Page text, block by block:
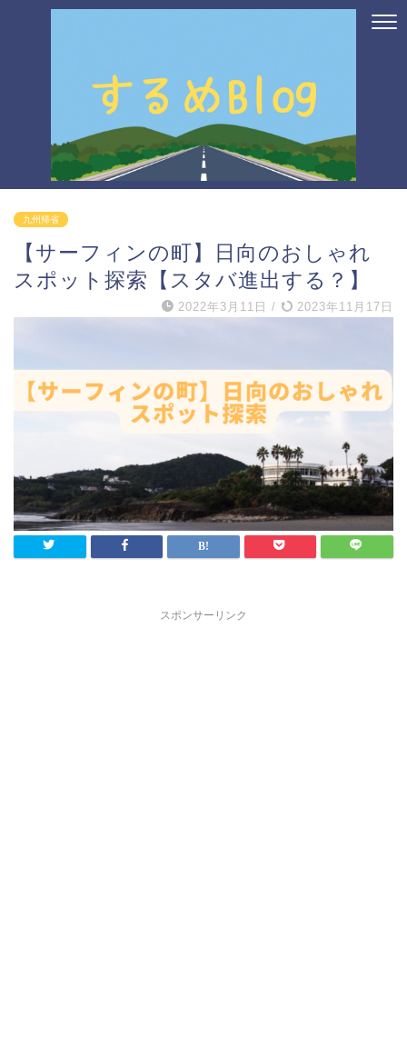
九州帰省
【サーフィンの町】日向のおしゃれ
スポット探索【スタバ進出する？】
2022年3月11日 / 2023年11月17日
スポンサーリンク